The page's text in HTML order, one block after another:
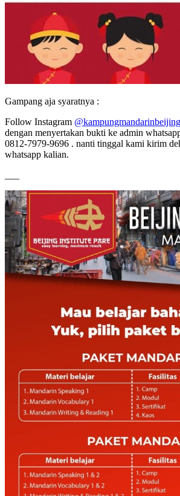
Gampang aja syaratnya :
Follow Instagram @kampungmandarinbeijing
dengan menyertakan bukti ke admin
0812-7979-9696 . nanti tinggal kami kirim
whatsapp kalian.